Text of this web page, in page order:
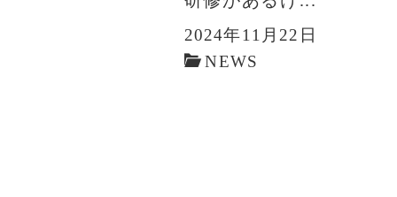
2024年11月22日
NEWS